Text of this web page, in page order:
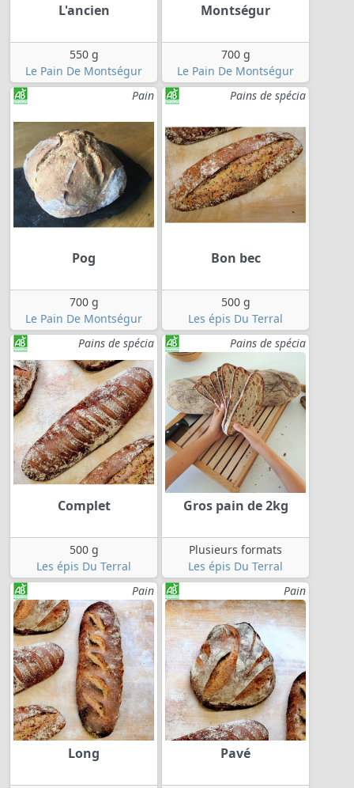
L'ancien
550 g
Le Pain De Montségur
Montségur
700 g
Le Pain De Montségur
Pain
Pog
700 g
Le Pain De Montségur
Pains de spécia
Bon bec
500 g
Les épis Du Terral
Pains de spécia
Complet
500 g
Les épis Du Terral
Pains de spécia
Gros pain de 2kg
Plusieurs formats
Les épis Du Terral
Pain
Long
Pain
Pavé